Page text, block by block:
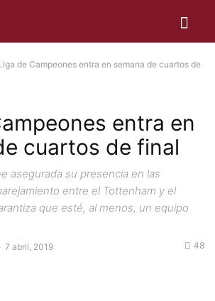
de Campeones entra en semana de cuartos de
entra en
cuartos de final
asegurada su presencia en las
entre el Tottenham y el
que esté, al menos, un equipo
7 abril, 2019 48